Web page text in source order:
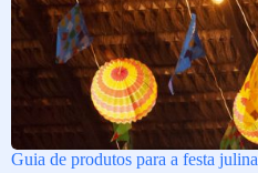
Guia de produtos para a festa